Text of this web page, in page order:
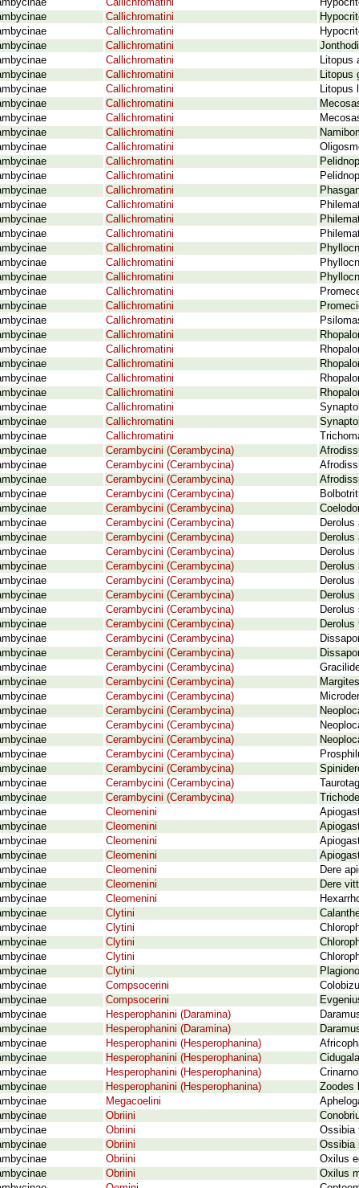
Callichromatini
Callichromatini
Callichromatini
Callichromatini
Callichromatini
Litopus
Callichromatini
Litopus
Callichromatini
Litopus
Callichromatini
Callichromatini
Callichromatini
Callichromatini
Callichromatini
Callichromatini
Callichromatini
Callichromatini
Callichromatini
Callichromatini
Callichromatini
Callichromatini
Callichromatini
Callichromatini
Callichromatini
Callichromatini
Callichromatini
Callichromatini
Callichromatini
Callichromatini
Callichromatini
Callichromatini
Callichromatini
Callichromatini
Cerambycini (Cerambycina)
Cerambycini (Cerambycina)
Cerambycini (Cerambycina)
Cerambycini (Cerambycina)
Cerambycini (Cerambycina)
Cerambycini (Cerambycina)
Derolus
Cerambycini (Cerambycina)
Derolus
Cerambycini (Cerambycina)
Derolus
Cerambycini (Cerambycina)
Cerambycini (Cerambycina)
Derolus
Cerambycini (Cerambycina)
Derolus
Cerambycini (Cerambycina)
Cerambycini (Cerambycina)
Derolus
Cerambycini (Cerambycina)
Cerambycini (Cerambycina)
Cerambycini (Cerambycina)
Cerambycini (Cerambycina)
Cerambycini (Cerambycina)
Cerambycini (Cerambycina)
Cerambycini (Cerambycina)
Cerambycini (Cerambycina)
Cerambycini (Cerambycina)
Cerambycini (Cerambycina)
Cerambycini (Cerambycina)
Cerambycini (Cerambycina)
Cleomenini
Cleomenini
Cleomenini
Cleomenini
Cleomenini
Dere
Cleomenini
Dere
Cleomenini
Clytini
Clytini
Clytini
Clytini
Clytini
Compsocerini
Compsocerini
Hesperophanini (Daramina)
Hesperophanini (Daramina)
Hesperophanini (Hesperophanina)
Hesperophanini (Hesperophanina)
Hesperophanini (Hesperophanina)
Hesperophanini (Hesperophanina)
Zoodes
Megacoelini
Obriini
Obriini
Ossibia
Obriini
Ossibia
Obriini
Oxilus
Obriini
Oxilus